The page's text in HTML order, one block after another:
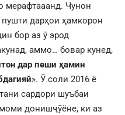
мерафтааанд. Чунон
пушти дарҳои ҳамкорон
бор аз ӯ эрод
аммо… бовар кунед,
дар пеши ҳамин
». Ӯ соли 2016 ё
сардори шуъбаи
донишҷӯёне, ки аз